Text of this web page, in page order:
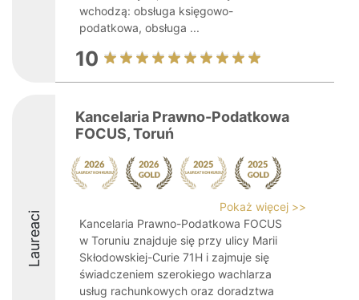
wchodzą: obsługa księgowo-
podatkowa, obsługa ...
10
Laureaci
Kancelaria Prawno-Podatkowa
FOCUS, Toruń
Pokaż więcej >>
Kancelaria Prawno-Podatkowa FOCUS
w Toruniu znajduje się przy ulicy Marii
Skłodowskiej-Curie 71H i zajmuje się
świadczeniem szerokiego wachlarza
usług rachunkowych oraz doradztwa